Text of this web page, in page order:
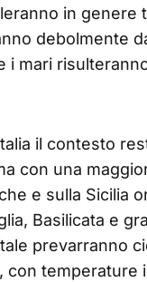
in genere
debolmente
i mari
il contesto
con una
e sulla Sicilia
Basilicata e
prevarranno
con temperature